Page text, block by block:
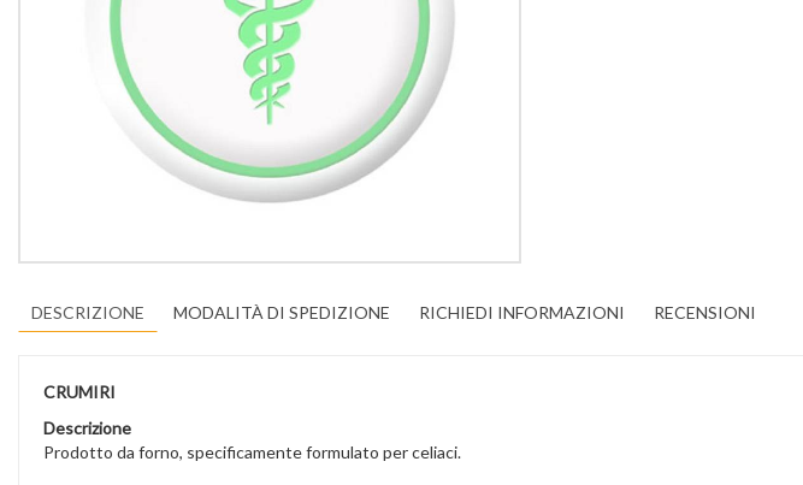
DESCRIZIONE MODALITÀ DI SPEDIZIONE RICHIEDI INFORMAZIONI RECENSIONI
CRUMIRI
Descrizione
Prodotto da forno, specificamente formulato per celiaci.